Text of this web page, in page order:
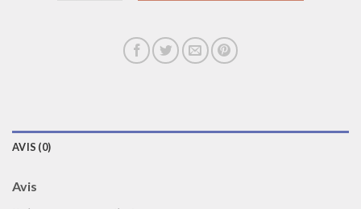
AVIS (0)
Avis